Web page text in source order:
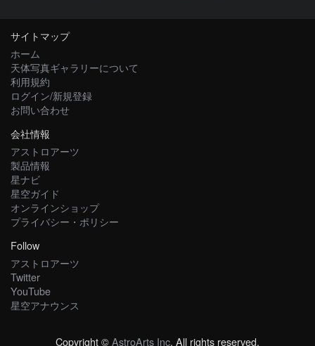
サイトマップ
ホーム
天体写真ギャラリーについて
利用規約
ログイン/新規登録
お問い合わせ
会社情報
アストロアーツ
製品情報
星ナビ
星空ガイド
オンラインショップ
プライバシー・ポリシー
Follow
アストロアーツ
Twitter
YouTube
星空アナウンス
Copyright ©AstroArts Inc. All rights reserved.